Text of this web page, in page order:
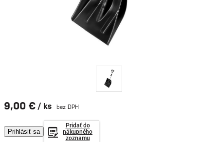
9,00 € / ks bez DPH
Prihlásiť sa
Pridať do
nákupného
zoznamu